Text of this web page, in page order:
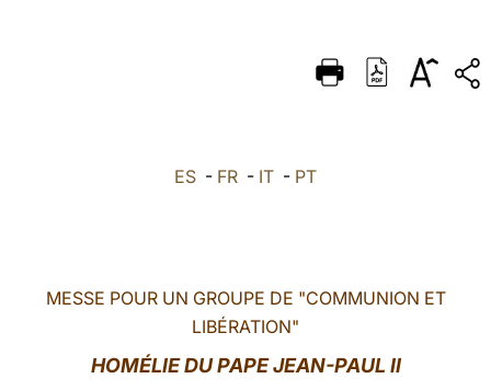
DEUTSCH
ES - FR - IT - PT
MESSE POUR UN GROUPE DE "COMMUNION ET
LIBÉRATION"
HOMÉLIE DU PAPE JEAN-PAUL II